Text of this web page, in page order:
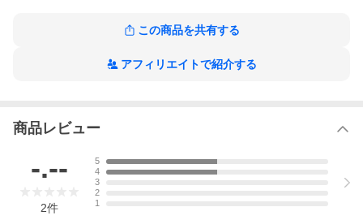
★他のサイズは以下をご覧ください
この商品を共有する
アフィリエイトで紹介する
商品レビュー
-.--
2件
5
4
3
2
1